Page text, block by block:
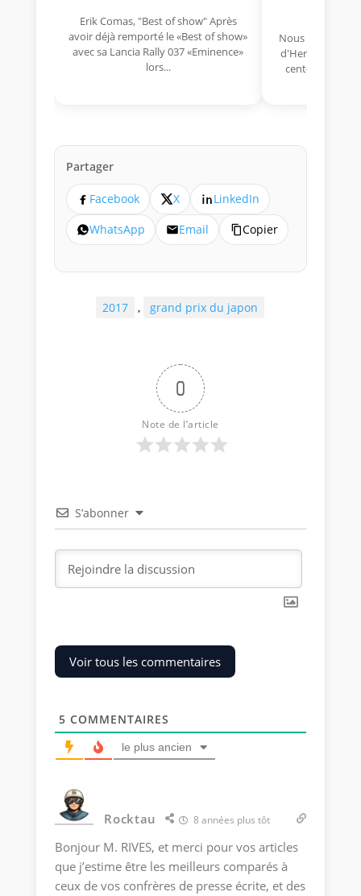
Erik Comas, "Best of show" Après
avoir déjà remporté le «Best of show»
avec sa Lancia Rally 037 «Eminence»
lors...
Nous avons
d'Hermano Da
cent-unième
Partager
Facebook X
LinkedIn
WhatsApp
Email Copier
2017 , grand prix du japon
0
Note de l’article
S’abonner
Voir tous les commentaires
5 COMMENTAIRES
le plus ancien
Rocktau 8 années plus tôt
Bonjour M. RIVES, et merci pour vos articles
que j’estime être les meilleurs comparés à
ceux de vos confrères de presse écrite, et des